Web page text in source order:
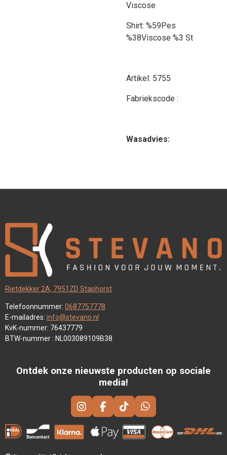
Viscose
Shirt: %59Pes
%38Viscose %3 St
Artikel: 5755
Fabriekscode :
Wasadvies:
Rietdekker 2A, 7951ZD Staphorst
Telefoonnummer: 0687757778
E-mailadres: info@stevano.nl
KvK-nummer: 76437779
BTW-nummer : NL003089109B38
Ontdek onze nieuwste producten op sociale
media!
I
N
T
F
A
C
E
T
I
K
T
W
H
T